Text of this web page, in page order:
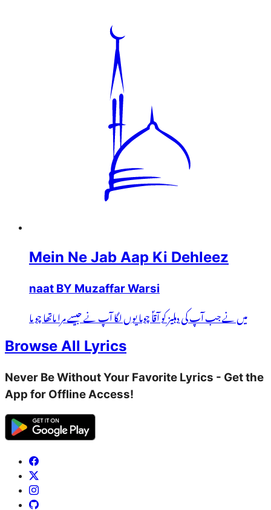
Mein Ne Jab Aap Ki Dehleez
naat BY Muzaffar Warsi
میں نے جب آپ کی دہلیز کو آقاؐ چوما یوں لگا آپ نے جیسے مرا ماتھا چو ما
Browse All Lyrics
Never Be Without Your Favorite Lyrics - Get the
App for Offline Access!